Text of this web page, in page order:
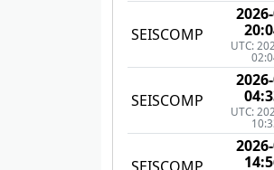
SEISCOMP
UTC:
SEISCOMP
UTC: